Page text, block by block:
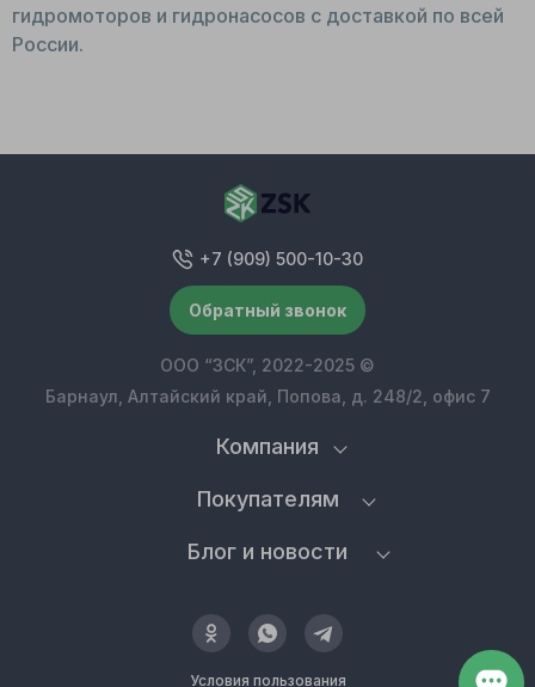
гидромоторов и гидронасосов с доставкой по всей
России.
Условия пользования
Компания
Покупателям
Блог и новости
+7 (909) 500-10-30
Обратный звонок
ООО “ЗСК”, 2022-2025 ©
Барнаул, Алтайский край, Попова, д. 248/2, офис 7